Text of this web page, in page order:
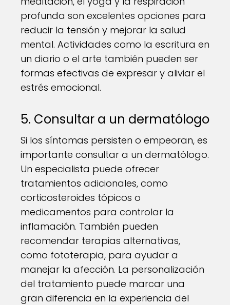
profunda son excelentes opciones para
reducir la tensión y mejorar la salud
mental. Actividades como la escritura en
un diario o el arte también pueden ser
formas efectivas de expresar y aliviar el
estrés emocional.
5. Consultar a un dermatólogo
Si los síntomas persisten o empeoran, es
importante consultar a un dermatólogo.
Un especialista puede ofrecer
tratamientos adicionales, como
corticosteroides tópicos o
medicamentos para controlar la
inflamación. También pueden
recomendar terapias alternativas,
como fototerapia, para ayudar a
manejar la afección. La personalización
del tratamiento puede marcar una
gran diferencia en la experiencia del